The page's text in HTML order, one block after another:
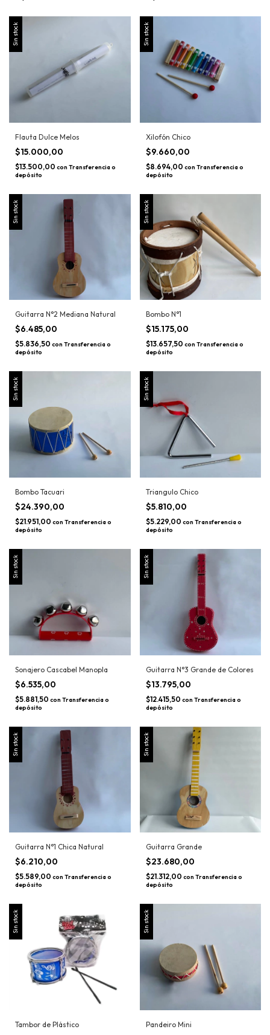
Sin stock
Flauta Dulce Melos
$15.000,00
$13.500,00 con Transferencia o
depósito
Sin stock
Xilofón Chico
$9.660,00
$8.694,00 con Transferencia o
depósito
Sin stock
Guitarra N°2 Mediana Natural
$6.485,00
$5.836,50 con Transferencia o
depósito
Sin stock
Bombo N°1
$15.175,00
$13.657,50 con Transferencia o
depósito
Sin stock
Bombo Tacuari
$24.390,00
$21.951,00 con Transferencia o
depósito
Sin stock
Triangulo Chico
$5.810,00
$5.229,00 con Transferencia o
depósito
Sin stock
Sonajero Cascabel Manopla
$6.535,00
$5.881,50 con Transferencia o
depósito
Sin stock
Guitarra N°3 Grande de Colores
$13.795,00
$12.415,50 con Transferencia o
depósito
Sin stock
Guitarra N°1 Chica Natural
$6.210,00
$5.589,00 con Transferencia o
depósito
Sin stock
Guitarra Grande
$23.680,00
$21.312,00 con Transferencia o
depósito
Sin stock
Tambor de Plástico
Sin stock
Pandeiro Mini